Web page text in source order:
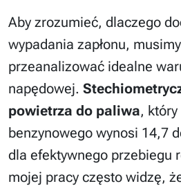
Aby zrozumieć, dlaczego
wypadania zapłonu,
przeanalizować idealne
napędowej.
powietrza do paliwa,
benzynowego wynosi 14,7
dla efektywnego przebiegu
mojej pracy często widzę,